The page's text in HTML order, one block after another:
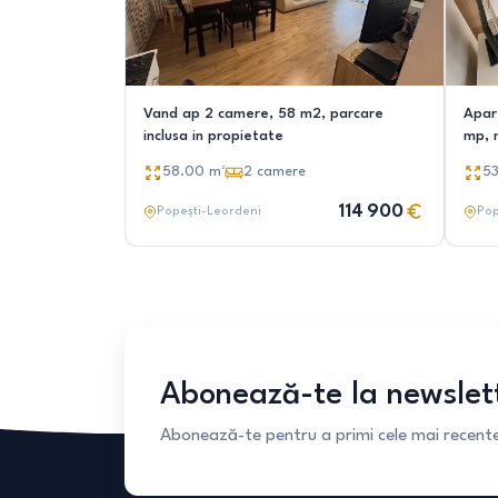
Vand ap 2 camere, 58 m2, parcare
inclusa in propietate
58.00 m² 2 camere
Popești-Leordeni 114 900
mp,
Abonează-te la
Abonează-te pentru a primi cele mai